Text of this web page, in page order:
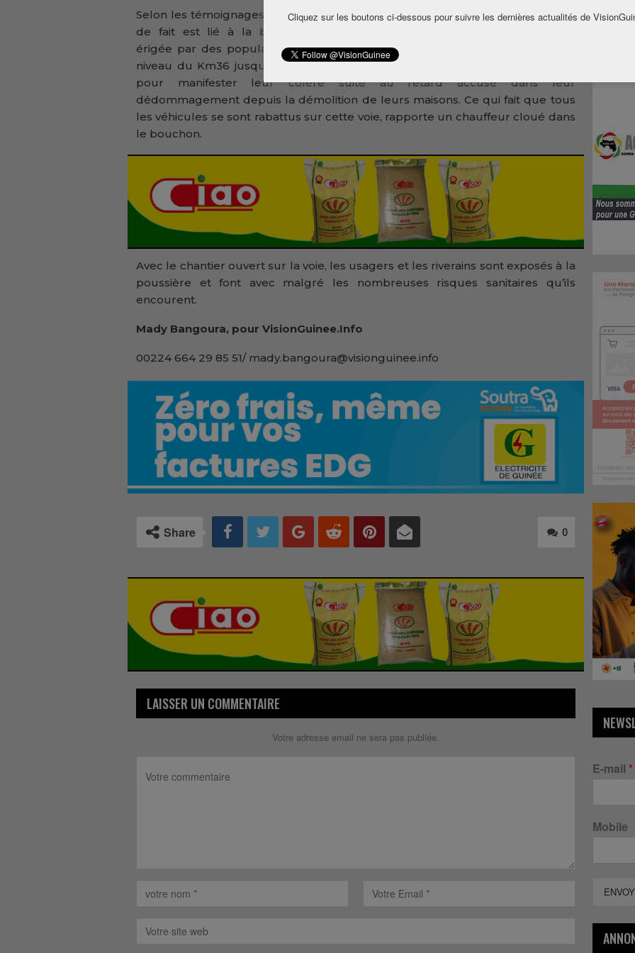
Selon les témoignages, cet état
de fait est lié à la barricade
érigée par des populations au
niveau du Km36 jusqu’à Lansanaya barrage sur la nationale Conakry-Coyah,
pour manifester leur colère suite au retard accusé dans leur
dédommagement depuis la démolition de leurs maisons. Ce qui fait que tous
les véhicules se sont rabattus sur cette voie, rapporte un chauffeur cloué dans
le bouchon.
Avec le chantier ouvert sur la voie, les usagers et les riverains sont exposés à la
poussière et font avec malgré les nombreuses risques sanitaires qu’ils
encourent.
Mady Bangoura, pour VisionGuinee.Info
00224 664 29 85 51/ mady.bangoura@visionguinee.info
0
Share
LAISSER UN COMMENTAIRE
Votre adresse email ne sera pas publiée.
E-mail *
Mobile
Cliquez sur les boutons ci-dessous pour suivre les dernières actualités de